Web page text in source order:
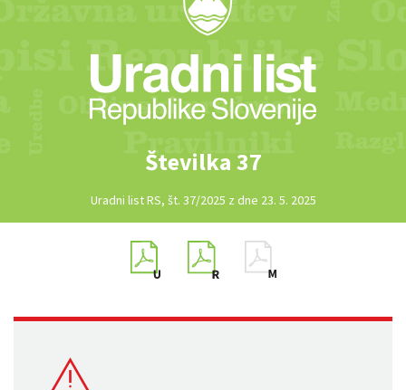
Številka 37
Uradni list RS, št. 37/2025 z dne 23. 5. 2025